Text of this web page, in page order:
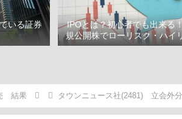
いる証券
IPOとは？初心者でも出来る
規公開株でローリスク・ハイ
ーン投資をはじめよう！
結果 タウンニュース社(2481) 立会外